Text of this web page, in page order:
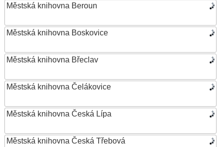
Městská knihovna Beroun
Městská knihovna Boskovice
Městská knihovna Břeclav
Městská knihovna Čelákovice
Městská knihovna Česká Lípa
Městská knihovna Česká Třebová